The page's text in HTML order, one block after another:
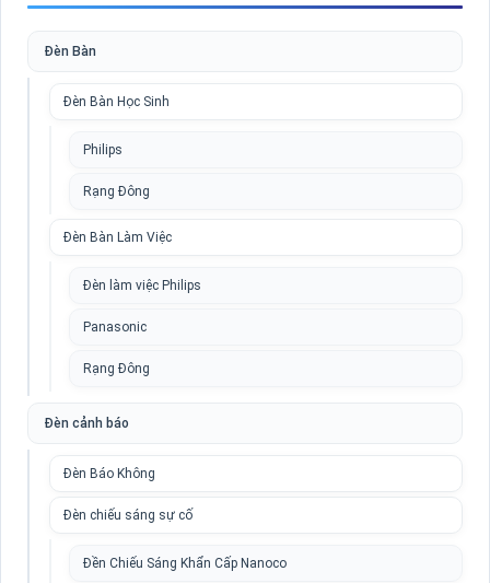
Đèn Bàn
Đèn Bàn Học Sinh
Philips
Rạng Đông
Đèn Bàn Làm Việc
Đèn làm việc Philips
Panasonic
Rạng Đông
Đèn cảnh báo
Đèn Báo Không
Đèn chiếu sáng sự cố
Đền Chiếu Sáng Khẩn Cấp Nanoco